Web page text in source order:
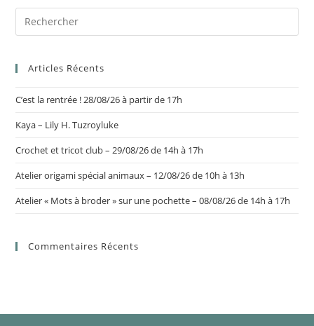
Articles Récents
C’est la rentrée ! 28/08/26 à partir de 17h
Kaya – Lily H. Tuzroyluke
Crochet et tricot club – 29/08/26 de 14h à 17h
Atelier origami spécial animaux – 12/08/26 de 10h à 13h
Atelier « Mots à broder » sur une pochette – 08/08/26 de 14h à 17h
Commentaires Récents